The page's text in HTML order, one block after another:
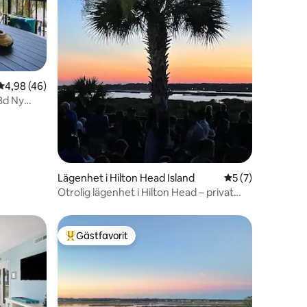
av 5 i genomsnittligt betyg, 46 omdömen
4,98 (46)
Ny
Lägenhet i Hilton Head Island 5 av 5 i
5 (7)
Otrolig lägenhet i Hilton Head – privat
Populär gästfavorit
Gästfavorit